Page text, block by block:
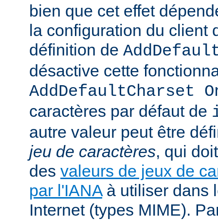
bien que cet effet
la configuration du client
définition de
désactive cette
AddDefaultCharset
caractères par défaut de
autre valeur peut être
jeu de caractères, qui
des valeurs de jeux de
par l'IANAà utiliser dans
Internet (types MIME).